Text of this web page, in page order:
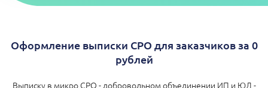
Оформление выписки СРО для заказчиков за 0
рублей
Выписку в микро СРО - добровольном объединении ИП и ЮЛ -